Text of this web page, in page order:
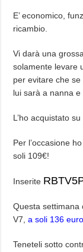
E’ economico,
ricambio.
Vi darà una
solamente levare
per evitare che
lui sarà a nanna e
L’ho acquistato su
Per l’occasione
soli 109€!
Inserite
Questa settimana
V7,a soli 136 euro
Teneteli sotto